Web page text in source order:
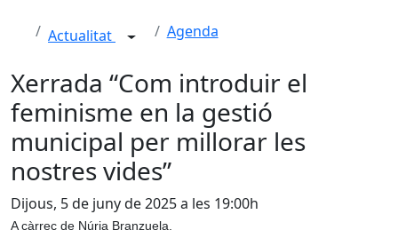
Actualitat Agenda
Xerrada “Com introduir el
feminisme en la gestió
municipal per millorar les
nostres vides”
Dijous, 5 de juny de 2025 a les 19:00h
A càrrec de Núria Branzuela.